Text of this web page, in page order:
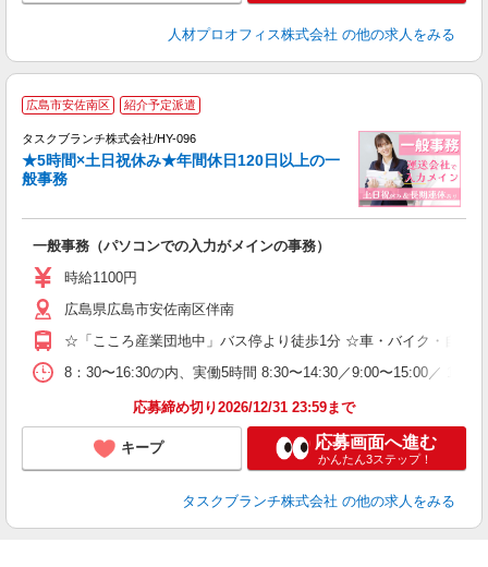
人材プロオフィス株式会社 の他の求人をみる
広島市安佐南区 紹介予定派遣
タスクブランチ株式会社/HY-096
★5時間×土日祝休み★年間休日120日以上の一
般事務
一般事務（パソコンでの入力がメインの事務）
時給1100円
広島県広島市安佐南区伴南
☆「こころ産業団地中」バス停より徒歩1分 ☆車・バイク・自転
8：30〜16:30の内、実働5時間 8:30〜14:30／9:00〜15:00／
応募締め切り2026/12/31 23:59まで
キープ 応募画面へ進む
かんたん3ステップ！
タスクブランチ株式会社 の他の求人をみる